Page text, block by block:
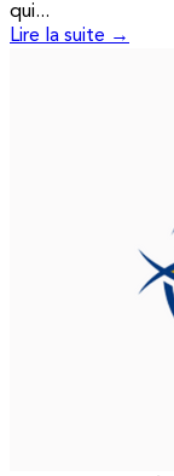
qui...
Lire la suite →